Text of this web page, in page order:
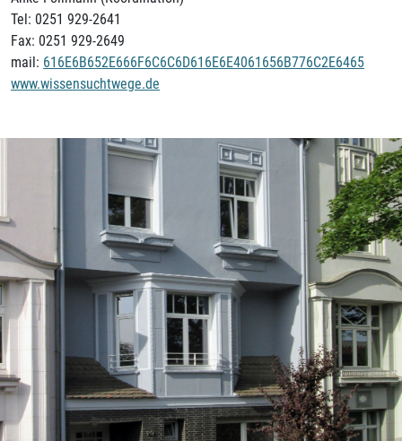
Tel: 0251 929-2641
Fax: 0251 929-2649
mail: 616E6B652E666F6C6C6D616E6E4061656B776C2E6465
www.wissensuchtwege.de